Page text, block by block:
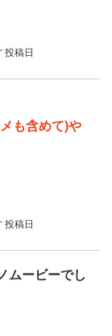
投稿日
も含めて)や
投稿日
ムービーでし